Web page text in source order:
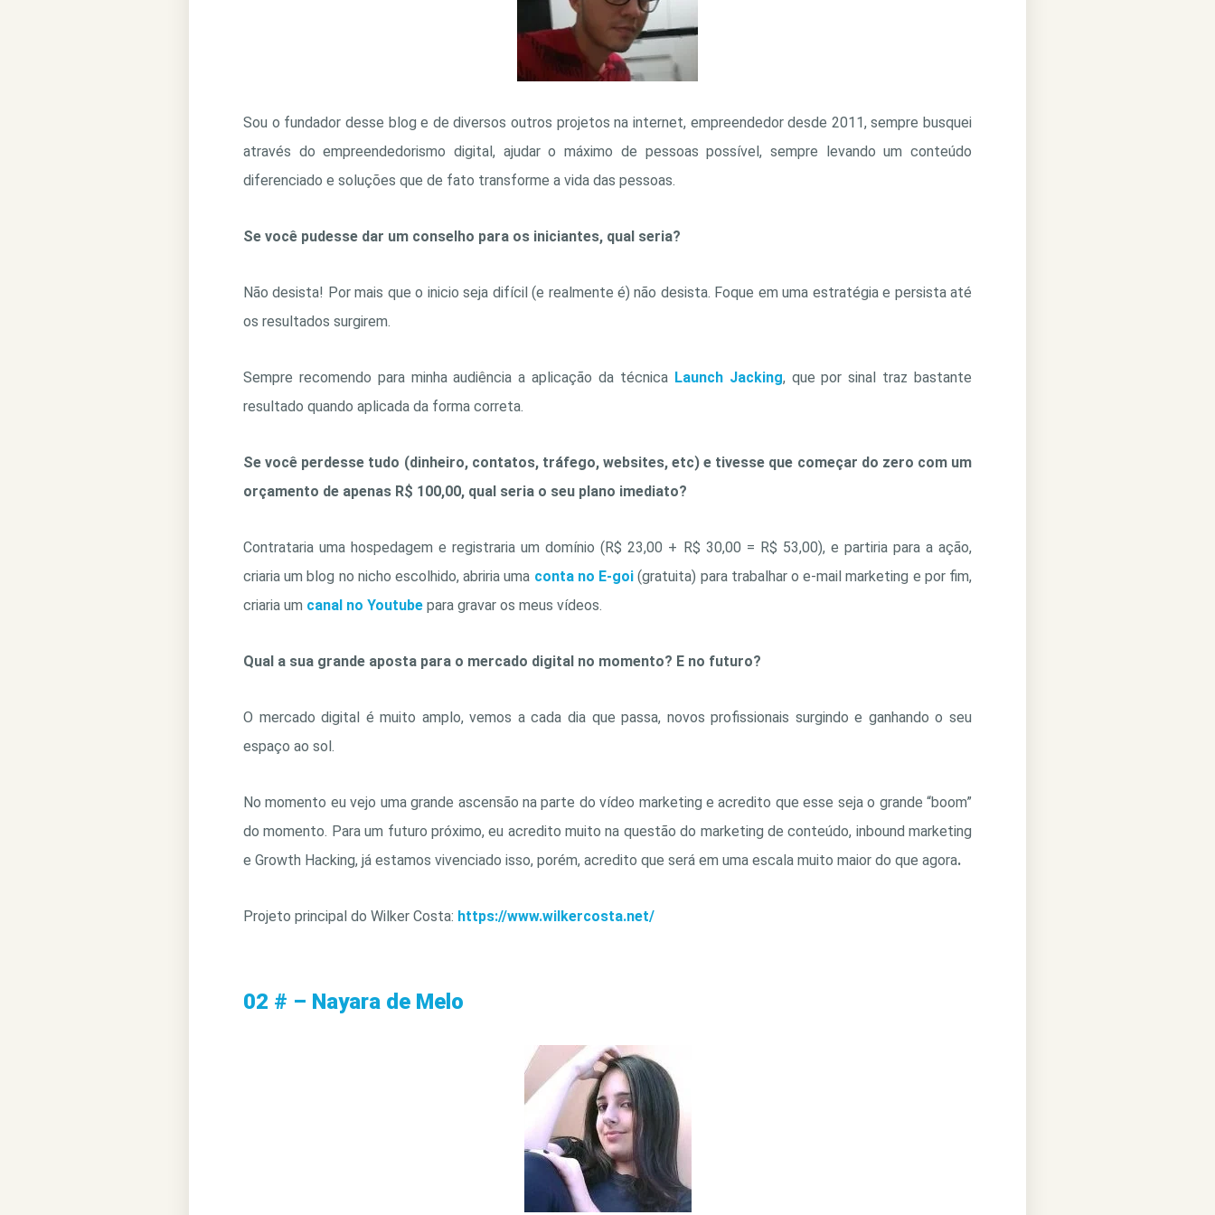
Sou o fundador desse blog e de diversos outros projetos na internet, empreendedor desde 2011, sempre busquei
através do empreendedorismo digital, ajudar o máximo de pessoas possível, sempre levando um conteúdo
diferenciado e soluções que de fato transforme a vida das pessoas.
Se você pudesse dar um conselho para os iniciantes, qual seria?
Não desista! Por mais que o inicio seja difícil (e realmente é) não desista. Foque em uma estratégia e persista até
os resultados surgirem.
Sempre recomendo para minha audiência a aplicação da técnica Launch Jacking, que por sinal traz bastante
resultado quando aplicada da forma correta.
Se você perdesse tudo (dinheiro, contatos, tráfego, websites, etc) e tivesse que começar do zero com um
orçamento de apenas R$ 100,00, qual seria o seu plano imediato?
Contrataria uma hospedagem e registraria um domínio (R$ 23,00 + R$ 30,00 = R$ 53,00), e partiria para a ação,
criaria um blog no nicho escolhido, abriria uma conta no E-goi (gratuita) para trabalhar o e-mail marketing e por fim,
criaria um canal no Youtube para gravar os meus vídeos.
Qual a sua grande aposta para o mercado digital no momento? E no futuro?
O mercado digital é muito amplo, vemos a cada dia que passa, novos profissionais surgindo e ganhando o seu
espaço ao sol.
No momento eu vejo uma grande ascensão na parte do vídeo marketing e acredito que esse seja o grande “boom”
do momento. Para um futuro próximo, eu acredito muito na questão do marketing de conteúdo, inbound marketing
e Growth Hacking, já estamos vivenciado isso, porém, acredito que será em uma escala muito maior do que agora.
Projeto principal do Wilker Costa: https://www.wilkercosta.net/
02 # – Nayara de Melo